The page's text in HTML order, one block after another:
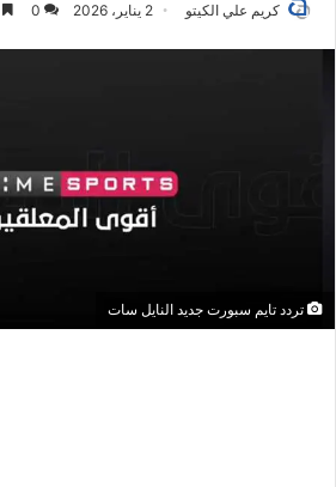
كريم علي الكيتو 2 يناير، 2026 0
تردد تايم سبورت جديد النايل سات